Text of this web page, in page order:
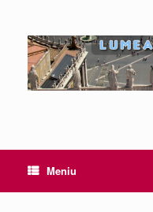
Meniu